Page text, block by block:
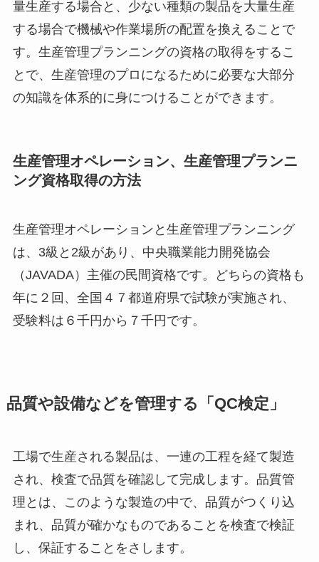
量生産する場合と、少ない種類の製品を大量生産
する場合で機械や作業場所の配置を換えることで
す。生産管理プランニングの資格の取得をするこ
とで、生産管理のプロになるために必要な大部分
の知識を体系的に身につけることができます。
生産管理オペレーション、生産管理プランニ
ング資格取得の方法
生産管理オペレーションと生産管理プランニング
は、3級と2級があり、中央職業能力開発協会
（JAVADA）主催の民間資格です。どちらの資格も
年に２回、全国４７都道府県で試験が実施され、
受験料は６千円から７千円です。
品質や設備などを管理する「QC検定」
工場で生産される製品は、一連の工程を経て製造
され、検査で品質を確認して完成します。品質管
理とは、このような製造の中で、品質がつくり込
まれ、品質が確かなものであることを検査で検証
し、保証することをさします。